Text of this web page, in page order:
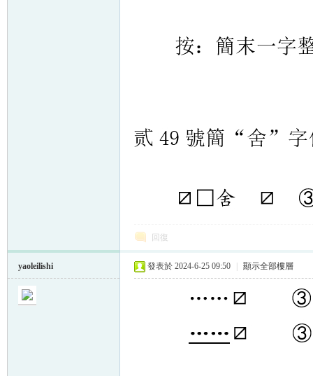
回復
yaoleilishi 發表於 2024-6-25 09:50 顯示全部樓層